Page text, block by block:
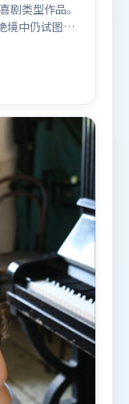
剧类型作品。
境中仍试图守
每场对手戏
宋康昊、谭
26日（日